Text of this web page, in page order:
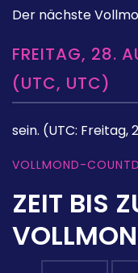
Der nächste
FREITAG, 28.
(UTC, UTC)
sein. (UTC: Freitag,
VOLLMOND-
ZEIT BIS